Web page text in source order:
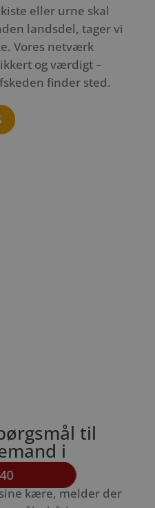
eller urne skal
landsdel, tager vi
Vores netværk
og værdigt –
finder sted.
til
i
kære, melder der